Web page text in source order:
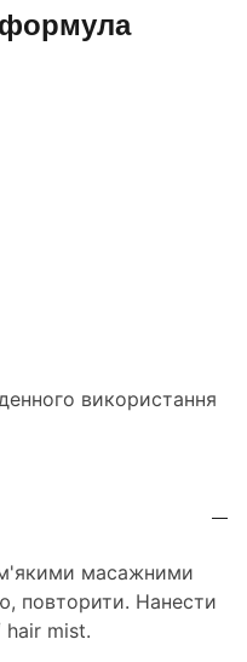
формула
використання
масажними
повторити. Нанести
hair mist.